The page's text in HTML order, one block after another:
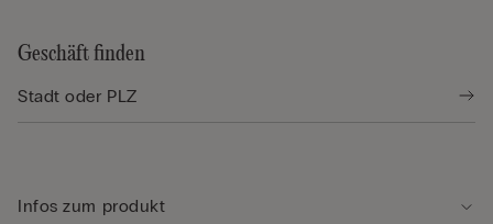
Geschäft finden
Infos zum produkt